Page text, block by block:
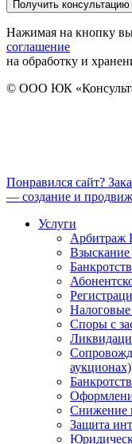
Нажимая на кнопку
соглашение
на обработку и
© ООО ЮК
Понравился сайт?
— создание и
Услуги
Взыскание
Споры с
аукционах)
Снижение
Защита